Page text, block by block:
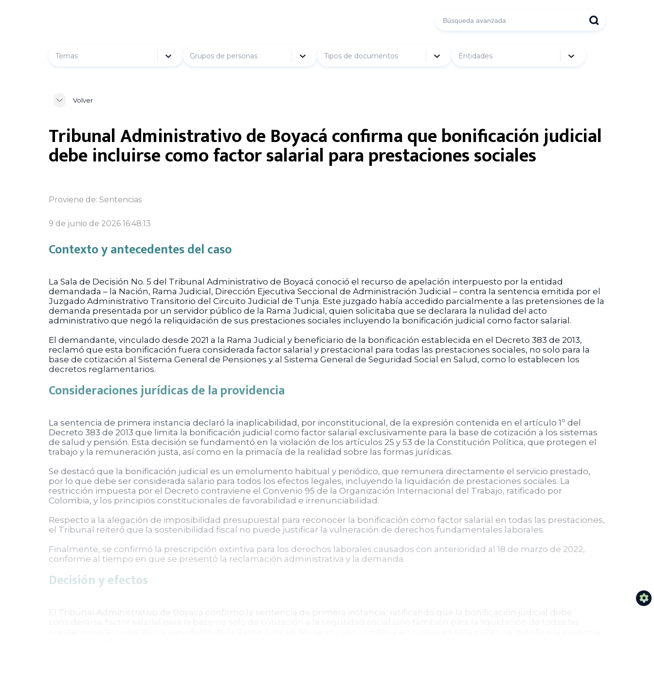
Temas Grupos de personas Tipos de documentos Entidades
Volver
Tribunal Administrativo de Boyacá confirma que bonificación judicial
debe incluirse como factor salarial para prestaciones sociales
Proviene de: Sentencias
9 de junio de 2026 16:48:13
Contexto y antecedentes del caso
La Sala de Decisión No. 5 del Tribunal Administrativo de Boyacá conoció el recurso de apelación interpuesto por la entidad
demandada – la Nación, Rama Judicial, Dirección Ejecutiva Seccional de Administración Judicial – contra la sentencia emitida por el
Juzgado Administrativo Transitorio del Circuito Judicial de Tunja. Este juzgado había accedido parcialmente a las pretensiones de la
demanda presentada por un servidor público de la Rama Judicial, quien solicitaba que se declarara la nulidad del acto
administrativo que negó la reliquidación de sus prestaciones sociales incluyendo la bonificación judicial como factor salarial.
El demandante, vinculado desde 2021 a la Rama Judicial y beneficiario de la bonificación establecida en el Decreto 383 de 2013,
reclamó que esta bonificación fuera considerada factor salarial y prestacional para todas las prestaciones sociales, no solo para la
base de cotización al Sistema General de Pensiones y al Sistema General de Seguridad Social en Salud, como lo establecen los
decretos reglamentarios.
Consideraciones jurídicas de la providencia
La sentencia de primera instancia declaró la inaplicabilidad, por inconstitucional, de la expresión contenida en el artículo 1º del
Decreto 383 de 2013 que limita la bonificación judicial como factor salarial exclusivamente para la base de cotización a los sistemas
de salud y pensión. Esta decisión se fundamentó en la violación de los artículos 25 y 53 de la Constitución Política, que protegen el
trabajo y la remuneración justa, así como en la primacía de la realidad sobre las formas jurídicas.
Se destacó que la bonificación judicial es un emolumento habitual y periódico, que remunera directamente el servicio prestado,
por lo que debe ser considerada salario para todos los efectos legales, incluyendo la liquidación de prestaciones sociales. La
restricción impuesta por el Decreto contraviene el Convenio 95 de la Organización Internacional del Trabajo, ratificado por
Colombia, y los principios constitucionales de favorabilidad e irrenunciabilidad.
Respecto a la alegación de imposibilidad presupuestal para reconocer la bonificación como factor salarial en todas las prestaciones,
el Tribunal reiteró que la sostenibilidad fiscal no puede justificar la vulneración de derechos fundamentales laborales.
Finalmente, se confirmó la prescripción extintiva para los derechos laborales causados con anterioridad al 18 de marzo de 2022,
conforme al tiempo en que se presentó la reclamación administrativa y la demanda.
Decisión y efectos
El Tribunal Administrativo de Boyacá confirmó la sentencia de primera instancia, ratificando que la bonificación judicial debe